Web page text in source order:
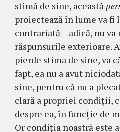
stimă de sine, această
proiectează în lume va fi
contrariată – adică, nu
răspunsurile exterioare.
pierde stima de sine, va
fapt, ea nu a avut
sine, pentru că nu a
clară a propriei condiții,
despre ea, în funcţie de
Or condiţia noastră este